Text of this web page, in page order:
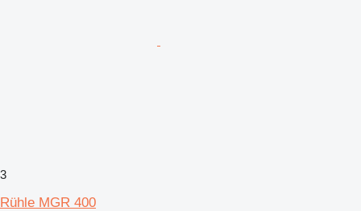
3
Rühle MGR 400